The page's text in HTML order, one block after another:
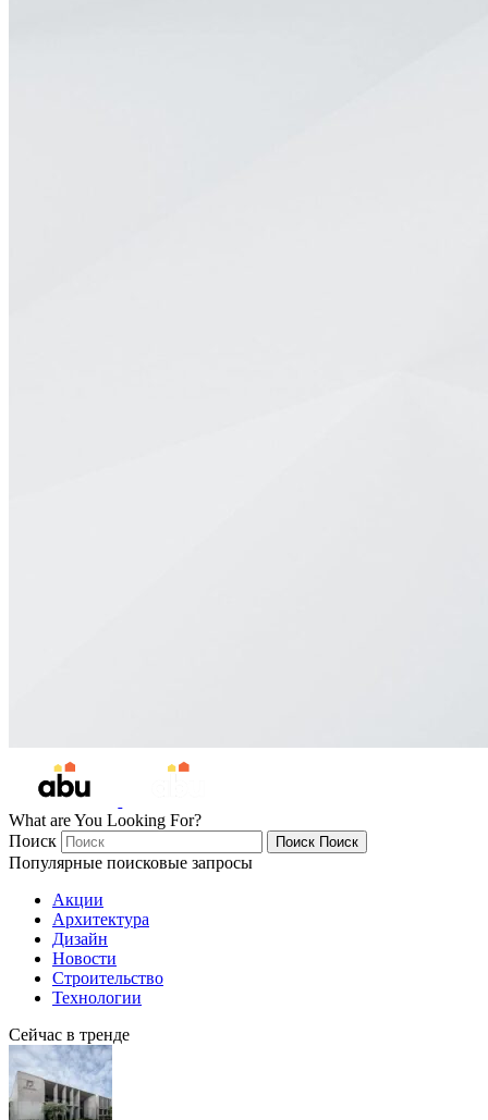
What are You Looking For?
Поиск
Поиск Поиск
Популярные поисковые запросы
Акции
Архитектура
Дизайн
Новости
Строительство
Технологии
Сейчас в тренде